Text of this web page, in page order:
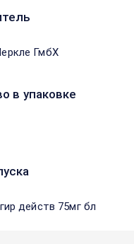
ГмбХ
в упаковке
действ 75мг бл